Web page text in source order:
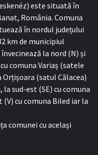
este situată în
România. Comuna
în nordul județului
km de municipiul
la nord (N) și
comuna Variaș (satele
Orțișoara (satul Călacea)
sud-est (SE) cu comuna
(V) cu comuna Biled iar la
comunei cu același